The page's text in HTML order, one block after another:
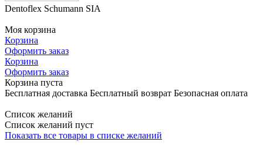
Dentoflex Schumann SIA
Моя корзина
Корзина
Оформить заказ
Корзина
Оформить заказ
Корзина пуста
Бесплатная доставка Бесплатный возврат Безопасная оплата
Список желаний
Список желаний пуст
Показать все товары в списке желаний